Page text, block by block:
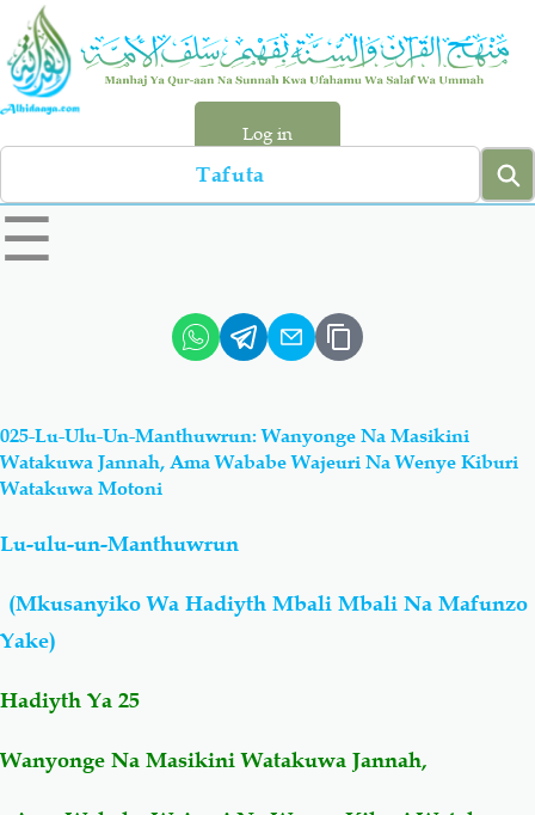
Skip
main
content
Log in
Search
left
sidebar
☰
Hadiyth
Aqiydah Manhaj
Salaf Wa Ummah Firaq-Makundi
025-Lu-Ulu-Un-Manthuwrun: Wanyonge Na Masikini
Watakuwa Jannah, Ama Wababe Wajeuri Na Wenye Kiburi
Watakuwa Motoni
Lu-ulu-un-Manthuwrun
(Mkusanyiko Wa Hadiyth Mbali Mbali Na Mafunzo
Yake)
Hadiyth Ya 25
Wanyonge Na Masikini Watakuwa Jannah,